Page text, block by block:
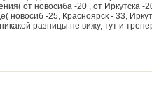
от новосиба -20 , от Иркутска -
новосиб -25, Красноярск - 33,
разницы не вижу, тут и